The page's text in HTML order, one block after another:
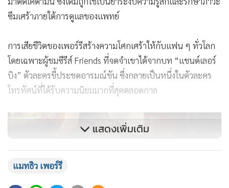
ซึมเศร้าภายใต้การดูแลของแพทย์
การเสียชีวิตของเพอร์รีสร้างความโศกเศร้าให้กับแฟน ๆ ทั่วโลก
โดยเฉพาะผู้ชมซีรีส์ Friends ที่จดจำเขาได้จากบท “แชนด์เลอร์
บิง” ตัวละครขี้ประชดอารมณ์ขัน ซึ่งกลายเป็นหนึ่งในตัวละคร
โทรทัศน์ที่ได้รับความนิยมมากที่สุดตลอดกาล
แสดงเพิ่มเติม
แมทธิว เพอร์รี